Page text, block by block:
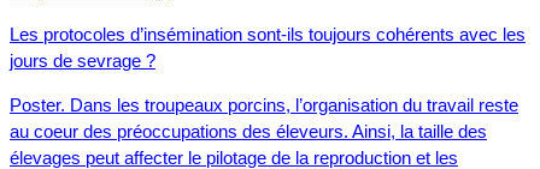
Les protocoles d’insémination sont-ils toujours cohérents avec les
jours de sevrage ?
Poster. Dans les troupeaux porcins, l’organisation du travail reste
au coeur des préoccupations des éleveurs. Ainsi, la taille des
élevages peut affecter le pilotage de la reproduction et les